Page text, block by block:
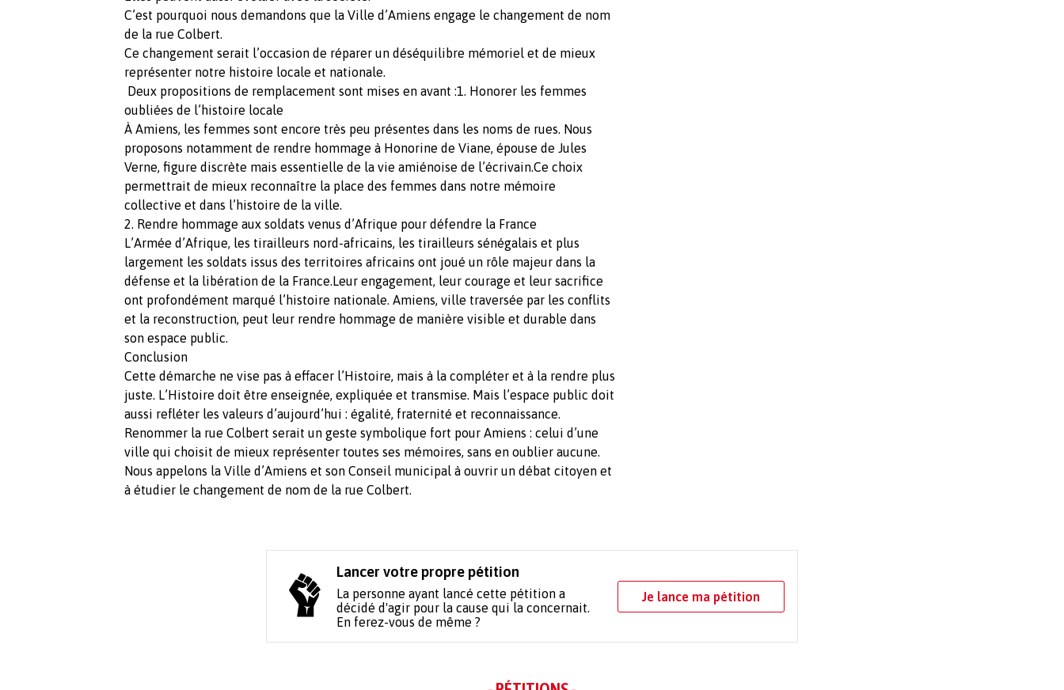
C’est pourquoi nous demandons que la Ville d’Amiens engage le changement de nom
de la rue Colbert.
Ce changement serait l’occasion de réparer un déséquilibre mémoriel et de mieux
représenter notre histoire locale et nationale.
Deux propositions de remplacement sont mises en avant :1. Honorer les femmes
oubliées de l’histoire locale
À Amiens, les femmes sont encore très peu présentes dans les noms de rues. Nous
proposons notamment de rendre hommage à Honorine de Viane, épouse de Jules
Verne, figure discrète mais essentielle de la vie amiénoise de l’écrivain.Ce choix
permettrait de mieux reconnaître la place des femmes dans notre mémoire
collective et dans l’histoire de la ville.
2. Rendre hommage aux soldats venus d’Afrique pour défendre la France
L’Armée d’Afrique, les tirailleurs nord-africains, les tirailleurs sénégalais et plus
largement les soldats issus des territoires africains ont joué un rôle majeur dans la
défense et la libération de la France.Leur engagement, leur courage et leur sacrifice
ont profondément marqué l’histoire nationale. Amiens, ville traversée par les conflits
et la reconstruction, peut leur rendre hommage de manière visible et durable dans
son espace public.
Conclusion
Cette démarche ne vise pas à effacer l’Histoire, mais à la compléter et à la rendre plus
juste. L’Histoire doit être enseignée, expliquée et transmise. Mais l’espace public doit
aussi refléter les valeurs d’aujourd’hui : égalité, fraternité et reconnaissance.
Renommer la rue Colbert serait un geste symbolique fort pour Amiens : celui d’une
ville qui choisit de mieux représenter toutes ses mémoires, sans en oublier aucune.
Nous appelons la Ville d’Amiens et son Conseil municipal à ouvrir un débat citoyen et
à étudier le changement de nom de la rue Colbert.
Lancer votre propre pétition
La personne ayant lancé cette pétition a
décidé d'agir pour la cause qui la concernait.
En ferez-vous de même ?
Je lance ma pétition